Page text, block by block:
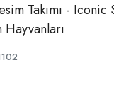
Takımı - Iconic